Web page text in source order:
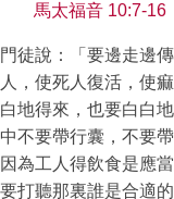
馬太福音 10:7-16
徒說：「要邊走邊
，使死人復活，使
地得來，也要白白
不要帶行囊，不要
為工人得飲食是應
打聽那裏誰是合適